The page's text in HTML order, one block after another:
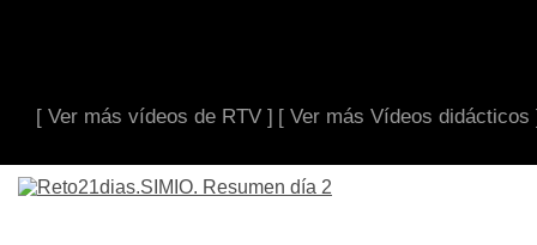
[ Ver más vídeos de RTV ] [ Ver más Vídeos didácticos